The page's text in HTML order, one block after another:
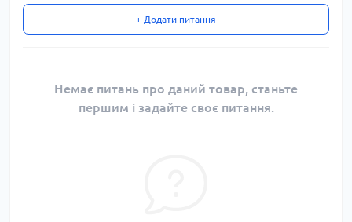
+ Додати питання
Немає питань про даний товар, станьте
першим і задайте своє питання.